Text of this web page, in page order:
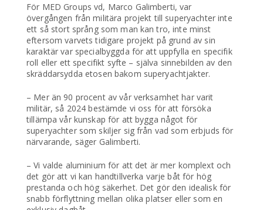
För MED Groups vd, Marco Galimberti, var
övergången från militära projekt till superyachter inte
ett så stort språng som man kan tro, inte minst
eftersom varvets tidigare projekt på grund av sin
karaktär var specialbyggda för att uppfylla en specifik
roll eller ett specifikt syfte – själva sinnebilden av den
skräddarsydda etosen bakom superyachtjakter.
– Mer än 90 procent av vår verksamhet har varit
militär, så 2024 bestämde vi oss för att försöka
tillämpa vår kunskap för att bygga något för
superyachter som skiljer sig från vad som erbjuds för
närvarande, säger Galimberti.
– Vi valde aluminium för att det är mer komplext och
det gör att vi kan handtillverka varje båt för hög
prestanda och hög säkerhet. Det gör den idealisk för
snabb förflyttning mellan olika platser eller som en